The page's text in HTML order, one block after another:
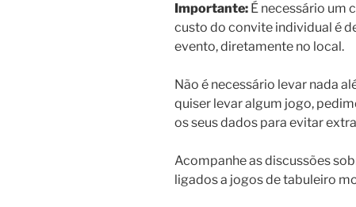
Importante: É necessário um
custo do convite individual é
evento, diretamente no local.
Não é necessário levar nada
quiser levar algum jogo,
os seus dados para evitar
Acompanhe as discussões
ligados a jogos de tabuleiro